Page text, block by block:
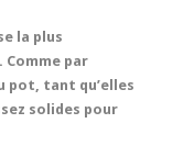
la plus
par
pot, tant qu’elles
solides pour